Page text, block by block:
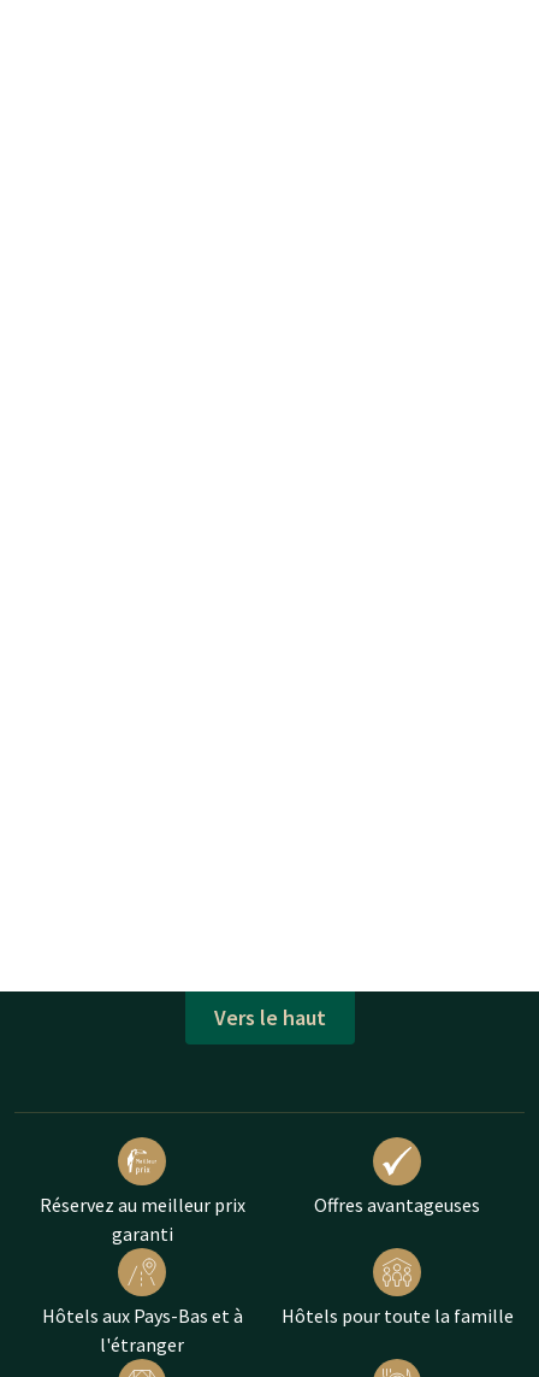
Vers le haut
Réservez au meilleur prix
garanti
Offres avantageuses
Hôtels aux Pays-Bas et à
l'étranger
Hôtels pour toute la famille